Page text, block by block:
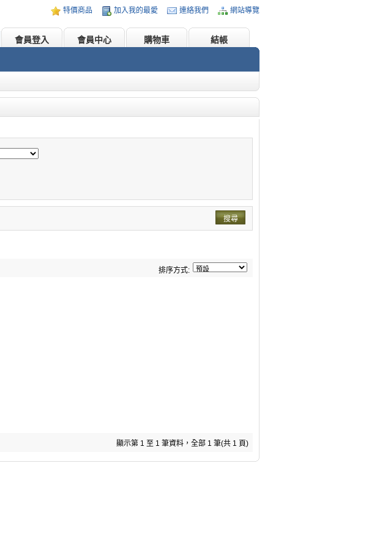
特價商品 加入我的最愛 連絡我們 網站導覽
會員登入 會員中心 購物車 結帳
搜尋
排序方式:
顯示第 1 至 1 筆資料，全部 1 筆(共 1 頁)